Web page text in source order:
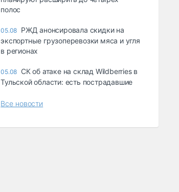
полос
05.08 РЖД анонсировала скидки на
экспортные грузоперевозки мяса и угля
в регионах
05.08 СК об атаке на склад Wildberries в
Тульской области: есть пострадавшие
Все новости